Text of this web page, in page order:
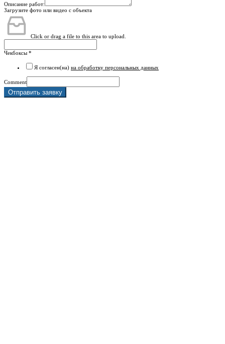
Описание работ:
Загрузите фото или видео с объекта
Click or drag a file to this area to upload.
Чекбоксы *
Я согласен(на) на обработку персональных данных
Comment
Отправить заявку